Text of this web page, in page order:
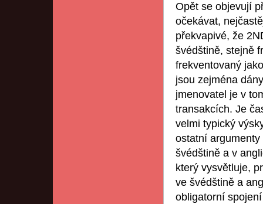
Opět se objevují
očekávat,
překvapivé, že
švédštině, stejně
frekventovaný
jsou zejména
jmenovatel je v
transakcích. Je
velmi typický
ostatní
švédštině a v
který vysvětluje,
ve švédštině a
obligatorní